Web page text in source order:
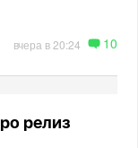
вчера в 20:24 10
релиз